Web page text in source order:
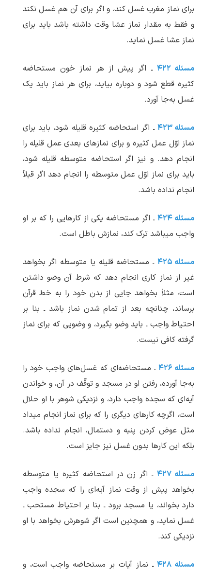
برای نماز مغرب غسل کند، و اگر برای آن هم غسل نکند
و فقط به مقدار نماز عشا وقت داشته باشد باید برای
نماز عشا غسل نماید.
مسئله ۴۲۲
ـ اگر پیش از هر نماز خون مستحاضه
کثیره قطع شود و دوباره بیاید، برای هر نماز باید یک
غسل به‌جا آورد.
مسئله ۴۲۳
ـ اگر استحاضه کثیره قلیله شود، باید برای
نماز اوّل عمل کثیره و برای نمازهای بعدی عمل قلیله را
انجام دهد. و نیز اگر استحاضه متوسطه قلیله شود،
باید برای نماز اوّل عمل متوسطه را انجام دهد اگر قبلاً
انجام نداده باشد.
مسئله ۴۲۴
ـ اگر مستحاضه یکی از کارهایی را که بر او
واجب می‏باشد ترک کند، نمازش باطل است.
مسئله ۴۲۵
ـ مستحاضه قلیله یا متوسطه اگر بخواهد
غیر از نماز کاری انجام دهد که شرط آن وضو داشتن
است، مثلاً بخواهد جایی از بدن خود را به خط قرآن
برساند، چنانچه بعد از تمام شدن نماز باشد ـ بنا بر
احتیاط واجب ـ باید وضو بگیرد، و وضویی که برای نماز
گرفته کافی نیست.
مسئله ۴۲۶
ـ مستحاضه‌ای که غسل‌های واجب خود را
به‌جا آورده، رفتن او در مسجد و توقّف در آن، و خواندن
آیه‌ای که سجده واجب دارد، و نزدیکی شوهر با او حلال
است، اگرچه کارهای دیگری را که برای نماز انجام می‏داد
مثل عوض کردن پنبه و دستمال، انجام نداده باشد.
بلکه این کارها بدون غسل نیز جایز است.
مسئله ۴۲۷
ـ اگر زن در استحاضه کثیره یا متوسطه
بخواهد پیش از وقت نماز آیه‌ای را که سجده واجب
دارد بخواند، یا مسجد برود ـ بنا بر احتیاط مستحب ـ
غسل نماید، و همچنین است اگر شوهرش بخواهد با او
نزدیکی کند.
مسئله ۴۲۸
ـ نماز آیات بر مستحاضه واجب است، و